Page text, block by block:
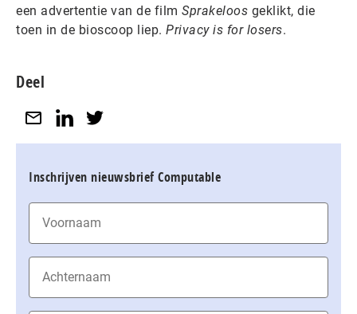
een advertentie van de film Sprakeloos geklikt, die
toen in de bioscoop liep. Privacy is for losers.
Deel
Inschrijven nieuwsbrief Computable